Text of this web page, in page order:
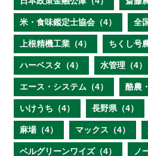
米・食味鑑定士協会（4） 全
上根精機工業（4） ちくし号
ハーベスタ（4） 水管理（4）
エース・システム（4） 酪農
いけうち（4） 長野県（4）
麻場（4） マックス（4）
ベルグリーンワイズ（4） ノ